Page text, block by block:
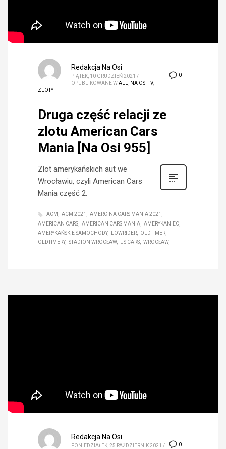
0
Redakcja Na Osi
PIĄTEK, 10 GRUDZIEŃ 2021 /
OPUBLIKOWANE WALL, NA OSI TV,
ZLOTY
Druga część relacji ze
zlotu American Cars
Mania [Na Osi 955]
Zlot amerykańskich aut we
Wrocławiu, czyli American Cars
Mania część 2.
ACM ACM 2021
AMERCINA CARS MANIA 2021
AMERICAN CARS
AMERICAN CARS MANIA
AMERYKANIEC
AMERYKAŃSKIE SAMOCHODY
LOWRIDER
OLDTIMER
OLDTIMERY
STADION WROCŁAW US CARS WROCŁAW
0
Redakcja Na Osi
PONIEDZIAŁEK, 25 PAŹDZIERNIK 2021 /